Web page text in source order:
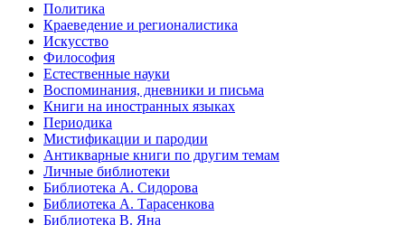
Политика
Краеведение и регионалистика
Искусство
Философия
Естественные науки
Воспоминания, дневники и письма
Книги на иностранных языках
Периодика
Мистификации и пародии
Антикварные книги по другим темам
Личные библиотеки
Библиотека А. Сидорова
Библиотека А. Тарасенкова
Библиотека В. Яна